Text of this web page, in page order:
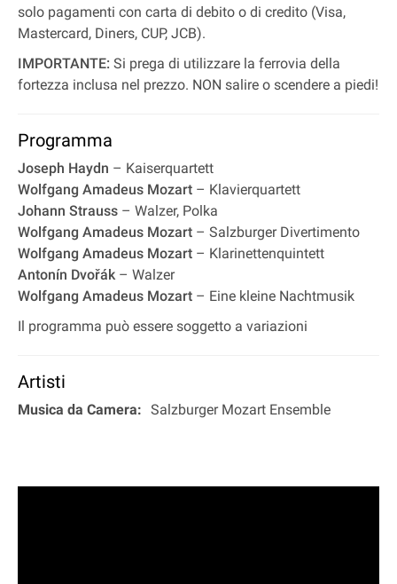
solo pagamenti con carta di debito o di credito (Visa,
Mastercard, Diners, CUP, JCB).
IMPORTANTE: Si prega di utilizzare la ferrovia della
fortezza inclusa nel prezzo. NON salire o scendere a piedi!
Programma
Joseph Haydn – Kaiserquartett
Wolfgang Amadeus Mozart – Klavierquartett
Johann Strauss – Walzer, Polka
Wolfgang Amadeus Mozart – Salzburger Divertimento
Wolfgang Amadeus Mozart – Klarinettenquintett
Antonín Dvořák – Walzer
Wolfgang Amadeus Mozart – Eine kleine Nachtmusik
Il programma può essere soggetto a variazioni
Artisti
Musica da Camera: Salzburger Mozart Ensemble